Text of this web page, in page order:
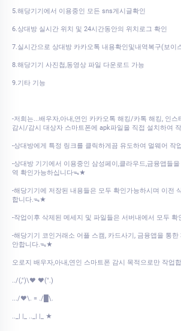
5.해당기기에서 이용중인 모든 sns게시글확인
6.상대방 실시간 위치 및 24시간동안의 위치로그 확인
7.실시간으로 상대방 카카오톡 내용확인및내역복구(보이
8.해당기기 사진첩,동영상 파일 다운로드 가능
9.기타 기능
-저희는...배우자,아내,연인 카카오톡 해킹/카톡 해킹, 인스
감시/감시 대상자 스마트폰에 apk파일을 직접 설치하여
-상대방에게 특정 링크를 클릭하게끔 유도하여 멀웨어
-상대방 기기에서 이용중인 삼성페이,클라우드,금융앱들
역 확인가능하십니다ᯓ★
-해당기기에 저장된 내용들은 모두 확인가능하시며 이전
합니다.ᯓ★
-작업이후 삭제된 메세지 및 파일들은 서버내에서 모두
-해당기기 코인거래소 어플 스캠, 카드사기, 금융앱을 통
안합니다.ᯓ★
오로지 배우자,아내,연인 스마트폰 감시 목적으로만 작업
../(,")\♥ ♥(".)
.../♥\. = ./█\.
.._| |_ .._| |_ ★